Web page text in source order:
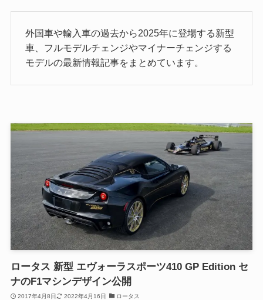
外国車や輸入車の過去から2025年に登場する新型
車、フルモデルチェンジやマイナーチェンジする
モデルの最新情報記事をまとめています。
ロータス 新型 エヴォーラスポーツ410 GP Edition セ
ナのF1マシンデザイン公開
2017年4月8日 2022年4月16日 ロータス